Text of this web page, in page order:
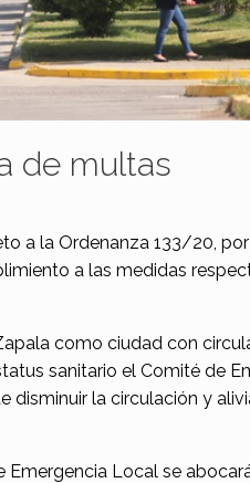
de multas
a la Ordenanza 133/20,
a las medidas
como ciudad con
sanitario el Comité de
la circulación y
Local se